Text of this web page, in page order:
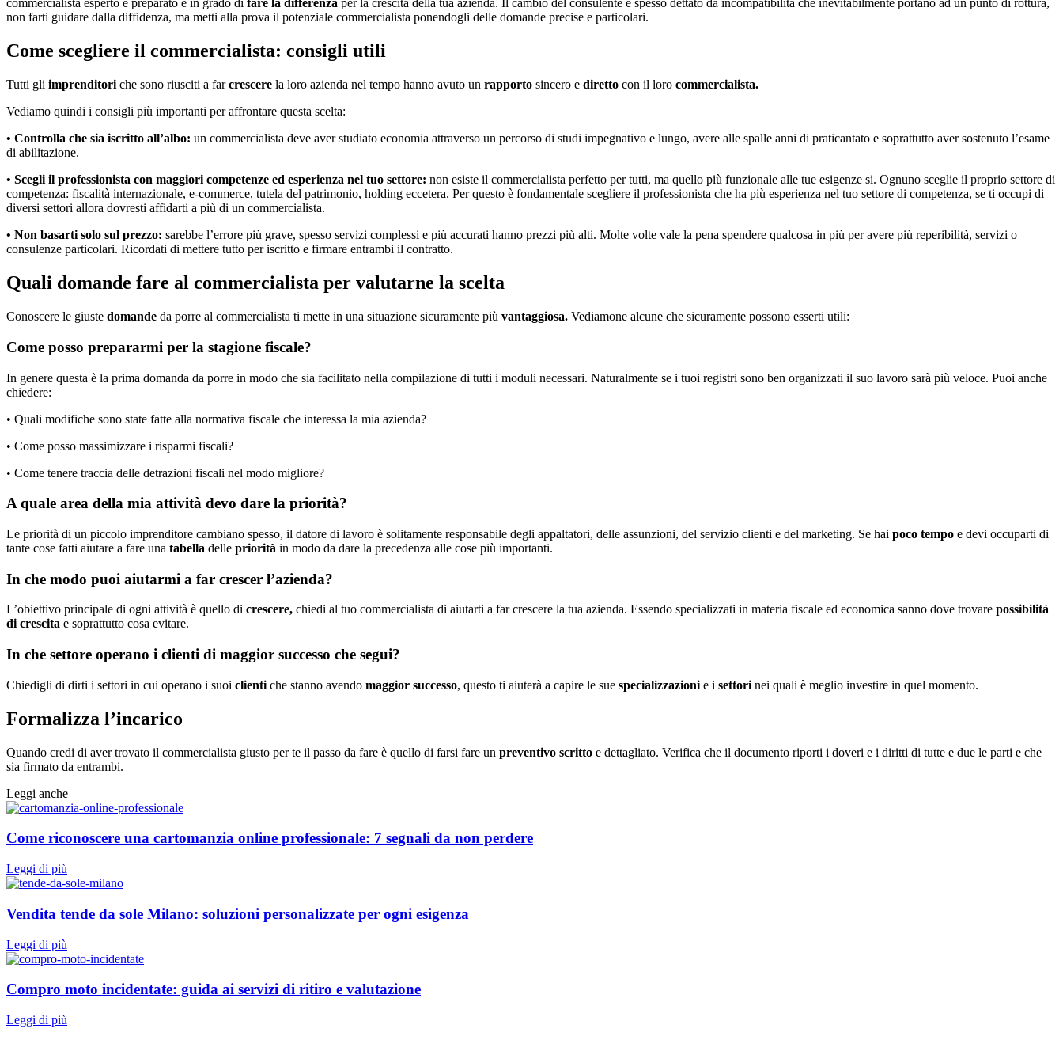
commercialista esperto e preparato è in grado di fare la differenza per la crescita della tua azienda. Il cambio del consulente è spesso dettato da incompatibilità che inevitabilmente portano ad un punto di rottura,
non farti guidare dalla diffidenza, ma metti alla prova il potenziale commercialista ponendogli delle domande precise e particolari.
Come scegliere il commercialista: consigli utili
Tutti gli imprenditori che sono riusciti a farcrescere la loro azienda nel tempo hanno avuto un rapporto sincero e diretto con il loro commercialista.
Vediamo quindi i consigli più importanti per affrontare questa scelta:
• Controlla che sia iscritto all’albo: un commercialista deve aver studiato economia attraverso un percorso di studi impegnativo e lungo, avere alle spalle anni di praticantato e soprattutto aver sostenuto l’esame
di abilitazione.
• Scegli il professionista con maggiori competenze ed esperienza nel tuo settore: non esiste il commercialista perfetto per tutti, ma quello più funzionale alle tue esigenze si. Ognuno sceglie il proprio settore di
competenza: fiscalità internazionale, e-commerce, tutela del patrimonio, holding eccetera. Per questo è fondamentale scegliere il professionista che ha più esperienza nel tuo settore di competenza, se ti occupi di
diversi settori allora dovresti affidarti a più di un commercialista.
• Non basarti solo sul prezzo: sarebbe l’errore più grave, spesso servizi complessi e più accurati hanno prezzi più alti. Molte volte vale la pena spendere qualcosa in più per avere più reperibilità, servizi o
consulenze particolari. Ricordati di mettere tutto per iscritto e firmare entrambi il contratto.
Quali domande fare al commercialista per valutarne la scelta
Conoscere le giuste domande da porre al commercialista ti mette in una situazione sicuramente più vantaggiosa. Vediamone alcune che sicuramente possono esserti utili:
Come posso prepararmi per la stagione fiscale?
In genere questa è la prima domanda da porre in modo che sia facilitato nella compilazione di tutti i moduli necessari. Naturalmente se i tuoi registri sono ben organizzati il suo lavoro sarà più veloce. Puoi anche
chiedere:
• Quali modifiche sono state fatte alla normativa fiscale che interessa la mia azienda?
• Come posso massimizzare i risparmi fiscali?
• Come tenere traccia delle detrazioni fiscali nel modo migliore?
A quale area della mia attività devo dare la priorità?
Le priorità di un piccolo imprenditore cambiano spesso, il datore di lavoro è solitamente responsabile degli appaltatori, delle assunzioni, del servizio clienti e del marketing. Se hai poco tempo e devi occuparti di
tante cose fatti aiutare a fare una tabella delle priorità in modo da dare la precedenza alle cose più importanti.
In che modo puoi aiutarmi a far crescer l’azienda?
L’obiettivo principale di ogni attività è quello di crescere, chiedi al tuo commercialista di aiutarti a far crescere la tua azienda. Essendo specializzati in materia fiscale ed economica sanno dove trovare possibilità
di crescita e soprattutto cosa evitare.
In che settore operano i clienti di maggior successo che segui?
Chiedigli di dirti i settori in cui operano i suoi clienti che stanno avendo maggior successo, questo ti aiuterà a capire le sue specializzazioni e i settori nei quali è meglio investire in quel momento.
Formalizza l’incarico
Quando credi di aver trovato il commercialista giusto per te il passo da fare è quello di farsi fare un preventivo scritto e dettagliato. Verifica che il documento riporti i doveri e i diritti di tutte e due le parti e che
sia firmato da entrambi.
Leggi anche
Come riconoscere una cartomanzia online professionale: 7 segnali da non perdere
Leggi di più
Vendita tende da sole Milano: soluzioni personalizzate per ogni esigenza
Leggi di più
Compro moto incidentate: guida ai servizi di ritiro e valutazione
Leggi di più